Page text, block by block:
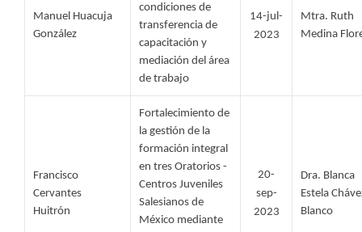
Manuel Huacuja
González
condiciones de
transferencia de
capacitación y
mediación del área
de trabajo
14-jul-
2023
Mtra. Ruth
Medina
Francisco
Cervantes
Huitrón
Fortalecimiento de
la gestión de la
formación integral
en tres Oratorios -
Centros Juveniles
Salesianos de
México mediante
20-
sep-
2023
Dra. Blanca
Estela
Blanco